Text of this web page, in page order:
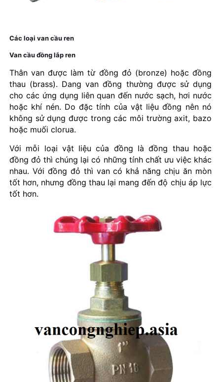
Các loại van cầu ren
Van cầu đồng lắp ren
Thân van được làm từ đồng đỏ (bronze) hoặc đồng
thau (brass). Dang van đồng thường được sử dụng
cho các ứng dụng liên quan đến nước sạch, hơi nước
hoặc khí nén. Do đặc tính của vật liệu đồng nên nó
không sử dụng được trong các môi trường axit, bazo
hoặc muối clorua.
Với mỗi loại vật liệu của đồng là đồng thau hoặc
đồng đỏ thì chúng lại có những tính chất ưu việc khác
nhau. Với đồng đỏ thì van có khả năng chịu ăn mòn
tốt hơn, nhưng đồng thau lại mang đến độ chịu áp lực
tốt hơn.